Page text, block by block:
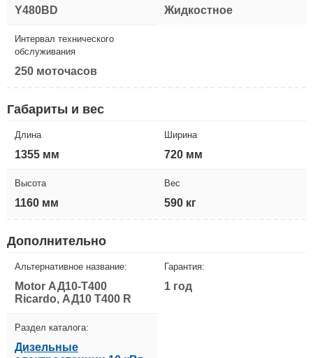
Y480BD Жидкостное
Интервал технического
обслуживания
250 моточасов
Габариты и вес
Длина
1355 мм
Ширина
720 мм
Высота
1160 мм
Вес
590 кг
Дополнительно
Альтернативное название:
Motor АД10-Т400
Ricardo, АД10 Т400 R
Гарантия:
1 год
Раздел каталога:
Дизельные